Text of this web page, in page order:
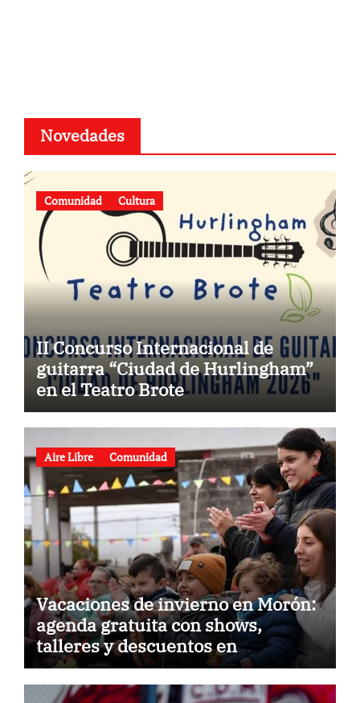
Novedades
Comunidad Cultura
II Concurso Internacional de
guitarra “Ciudad de Hurlingham”
en el Teatro Brote
Aire Libre Comunidad
Vacaciones de invierno en Morón:
agenda gratuita con shows,
talleres y descuentos en
gastronomía